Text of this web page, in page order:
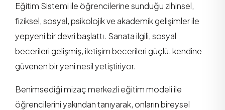
Eğitim Sistemi ile öğrencilerine sunduğu zihinsel,
fiziksel, sosyal, psikolojik ve akademik gelişimler ile
yepyeni bir devri başlattı. Sanata ilgili, sosyal
becerileri gelişmiş, iletişim becerileri güçlü, kendine
güvenen bir yeni nesil yetiştiriyor.
Benimsediği mizaç merkezli eğitim modeli ile
öğrencilerini yakından tanıyarak, onların bireysel